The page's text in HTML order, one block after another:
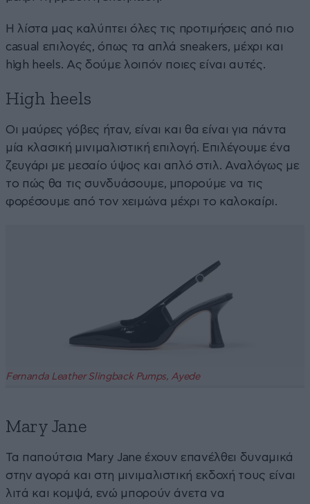
Η λίστα μας καλύπτει όλες τις προτιμήσεις από πιο
casual επιλογές, όπως τα απλά sneakers, μέχρι και
high heels. Ας δούμε λοιπόν ποιες είναι αυτές.
High heels
Οι μαύρες γόβες ήταν, είναι και θα είναι για πάντα
μία κλασική μινιμαλιστική επιλογή. Επιλέγουμε ένα
ζευγάρι με μεσαίο ύψος και απλό στιλ. Αναλόγως με
το πώς θα τις συνδυάσουμε, μπορούμε να τις
φορέσουμε από τον χειμώνα μέχρι το καλοκαίρι.
Fernanda Leather Slingback Pumps, Ayede
Mary Jane
Τα παπούτσια Mary Jane έχουν επανέλθει δυναμικά
στην αγορά και στη μινιμαλιστική εκδοχή τους είναι
λιτά και κομψά, ενώ μπορούν άνετα να